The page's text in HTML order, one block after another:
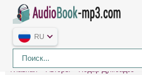
RU
Главная Авторы Нодар Думбадзе